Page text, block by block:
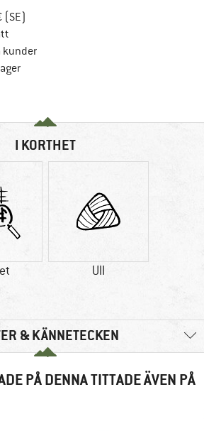
(SE)
kunder
garanti - hitta all information här!
I KORTHET
Ull
& KÄNNETECKEN
PÅ DENNA TITTADE ÄVEN PÅ